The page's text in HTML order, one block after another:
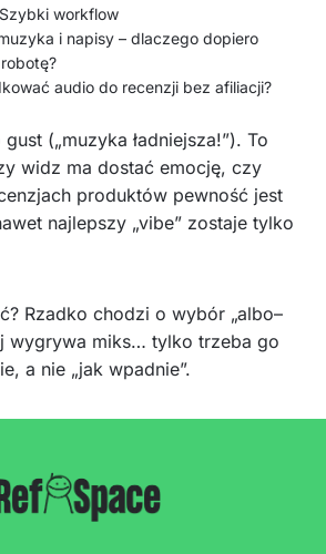
workflow
i napisy – dlaczego dopiero
audio do recenzji bez afiliacji?
(„muzyka ładniejsza!”). To
widz ma dostać emocję, czy
produktów pewność jest
najlepszy „vibe” zostaje tylko
Rzadko chodzi o wybór „albo–
wygrywa miks… tylko trzeba go
a nie „jak wpadnie”.